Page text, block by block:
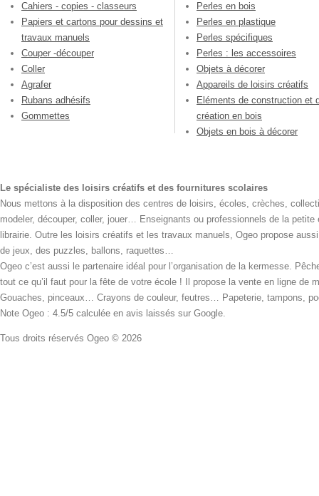
Cahiers - copies - classeurs
Papiers et cartons pour dessins et
travaux manuels
Couper -découper
Coller
Agrafer
Rubans adhésifs
Gommettes
Perles en bois
Perles en plastique
Perles spécifiques
Perles : les accessoires
Objets à décorer
Appareils de loisirs créatifs
Eléments de construction et
création en bois
Objets en bois à décorer
Le spécialiste des loisirs créatifs et des fournitures scolaires
Nous mettons à la disposition des centres de loisirs, écoles, crèches,
modeler, découper, coller, jouer… Enseignants ou professionnels de la
librairie. Outre les loisirs créatifs et les travaux manuels, Ogeo propose
de jeux, des puzzles, ballons, raquettes…
Ogeo c’est aussi le partenaire idéal pour l’organisation de la kermesse.
tout ce qu’il faut pour la fête de votre école ! Il propose la vente en ligne
Gouaches, pinceaux… Crayons de couleur, feutres… Papeterie, tampons,
Note Ogeo : 4.5/5 calculée en avis laissés sur Google.
Tous droits réservés Ogeo © 2026